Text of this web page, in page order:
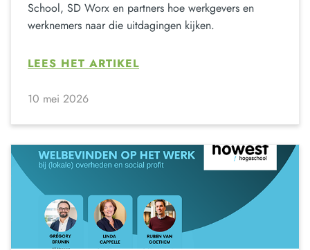
School, SD Worx en partners hoe werkgevers en
werknemers naar die uitdagingen kijken.
LEES HET ARTIKEL
10 mei 2026